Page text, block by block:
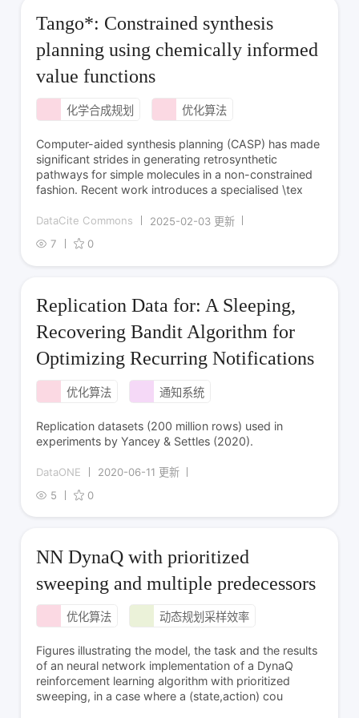
Tango*: Constrained synthesis
planning using chemically informed
value functions
化学合成规划 优化算法
Computer-aided synthesis planning (CASP) has made
significant strides in generating retrosynthetic
pathways for simple molecules in a non-constrained
fashion. Recent work introduces a specialised \tex
DataCite Commons
2025-02-03 更新
7
0
Replication Data for: A Sleeping,
Recovering Bandit Algorithm for
Optimizing Recurring Notifications
优化算法 通知系统
Replication datasets (200 million rows) used in
experiments by Yancey & Settles (2020).
DataONE
2020-06-11 更新
5
0
NN DynaQ with prioritized
sweeping and multiple predecessors
优化算法 动态规划采样效率
Figures illustrating the model, the task and the results
of an neural network implementation of a DynaQ
reinforcement learning algorithm with prioritized
sweeping, in a case where a (state,action) cou